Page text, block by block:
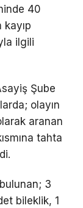
40
kayıp
ilgili
Şube
olayın
aranan
tahta
3
bileklik, 1